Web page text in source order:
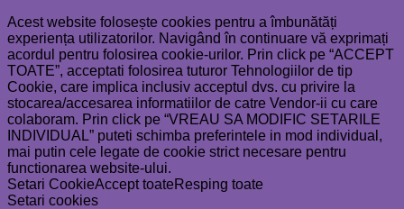
Acest website folosește cookies pentru a îmbunătăți
experiența utilizatorilor. Navigând în continuare vă exprimați
acordul pentru folosirea cookie-urilor. Prin click pe “ACCEPT
TOATE”, acceptati folosirea tuturor Tehnologiilor de tip
Cookie, care implica inclusiv acceptul dvs. cu privire la
stocarea/accesarea informatiilor de catre Vendor-ii cu care
colaboram. Prin click pe “VREAU SA MODIFIC SETARILE
INDIVIDUAL” puteti schimba preferintele in mod individual,
mai putin cele legate de cookie strict necesare pentru
functionarea website-ului.
Setari CookieAccept toateResping toate
Setari cookies